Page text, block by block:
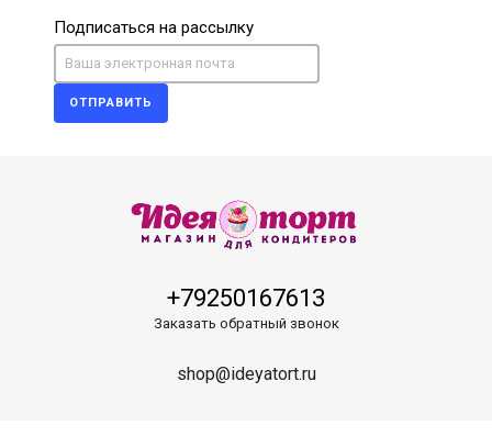
Подписаться на рассылку
ОТПРАВИТЬ
+79250167613
Заказать обратный звонок
shop@ideyatort.ru